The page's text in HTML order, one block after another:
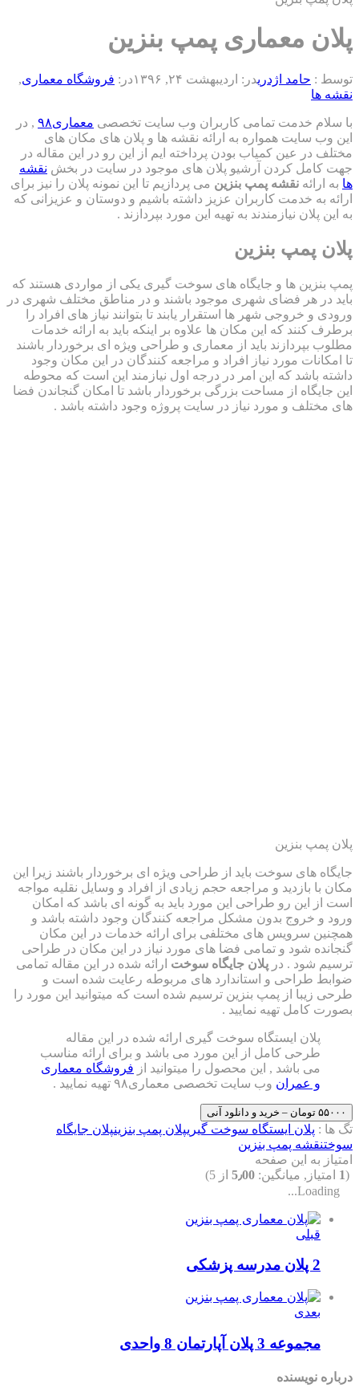
معماری پمپ بنزین
حامد اژدریدر: اردیبهشت ۲۴, ۱۳۹۶ در:فروشگاه معماری ,
خدمت تمامی کاربران وب سایت تخصصیمعماری۹۸
, در
همواره به ارائه نقشه ها و پلان های مکان های
عین کمیاب بودن پرداخته ایم از این رو در این مقاله در
کردن آرشیو پلان های موجود در سایت در بخشنقشه
نقشه پمپ بنزینمی پردازیم تا این نمونه پلان را نیز برای
خدمت کاربران عزیز داشته باشیم و دوستان و عزیزانی که
نیازمندند به تهیه این مورد بپردازند .
بنزین
ها و جایگاه های سوخت گیری یکی از مواردی هستند که
هر فضای شهری موجود باشند و در مناطق مختلف شهری در
خروجی شهر ها استقرار یابند تا بتوانند نیاز های افراد را
که این مکان ها علاوه بر اینکه باید به ارائه خدمات
باید از معماری و طراحی ویژه ای برخوردار باشند
مورد نیاز افراد و مراجعه کنندگان در این مکان وجود
که این امر در درجه اول نیازمند این است که محوطه
از مساحت بزرگی برخوردار باشد تا امکان گنجاندن فضا
و مورد نیاز در سایت پروژه وجود داشته باشد .
بنزین
های سوخت باید از طراحی ویژه ای برخوردار باشند زیرا این
بازدید و مراجعه حجم زیادی از افراد و وسایل نقلیه مواجه
رو طراحی این مورد باید به گونه ای باشد که امکان
خروج بدون مشکل مراجعه کنندگان وجود داشته باشد و
سرویس های مختلفی برای ارائه خدمات در این مکان
شود و تمامی فضا های مورد نیاز در این مکان در طراحی
. درپلان جایگاه سوختارائه شده در این مقاله تمامی
و استاندارد های مربوطه رعایت شده است و
از پمپ بنزین ترسیم شده است که میتوانید این مورد را
تهیه نمایید .
ایستگاه سوخت گیری ارائه شده در این مقاله
کامل از این مورد می باشد و برای ارائه مناسب
باشد , این محصول را میتوانید ازفروشگاه معماری
عمرانوب سایت تخصصی معماری۹۸ تهیه نمایید .
پلان ایستگاه سوخت گیریپلان پمپ بنزینپلان جایگاه
پمپ بنزین
این صفحه
میانگین:5٫00از 5)
3 پلان آپارتمان 8 واحدی